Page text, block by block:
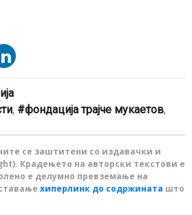
, фондација трајче мукаетов,
се заштитени со издавачки и
Крадењето на авторски текстови е
е делумно превземање на
хиперлинк до содржината што